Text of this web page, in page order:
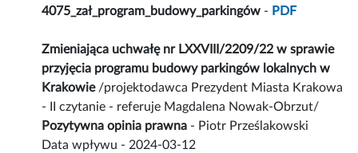
4075_zał_program_budowy_parkingów - PDF
Zmieniająca uchwałę nr LXXVIII/2209/22 w sprawie
przyjęcia programu budowy parkingów lokalnych w
Krakowie /projektodawca Prezydent Miasta Krakowa
- II czytanie - referuje Magdalena Nowak-Obrzut/
Pozytywna opinia prawna - Piotr Prześlakowski
Data wpływu - 2024-03-12